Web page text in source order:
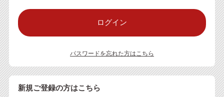
パスワードを忘れた方はこちら
新規ご登録の方はこちら